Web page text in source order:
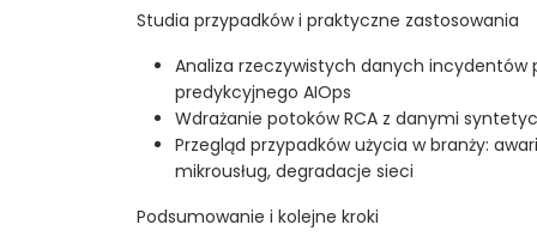
Studia przypadków i praktyczne zastosowania
Analiza rzeczywistych danych incydentów
predykcyjnego AIOps
Wdrażanie potoków RCA z danymi
Przegląd przypadków użycia w branży:
mikrousług, degradacje sieci
Podsumowanie i kolejne kroki